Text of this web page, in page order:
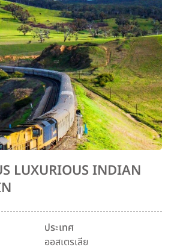
LUXURIOUS INDIAN
ประเทศ
ออสเตรเลีย